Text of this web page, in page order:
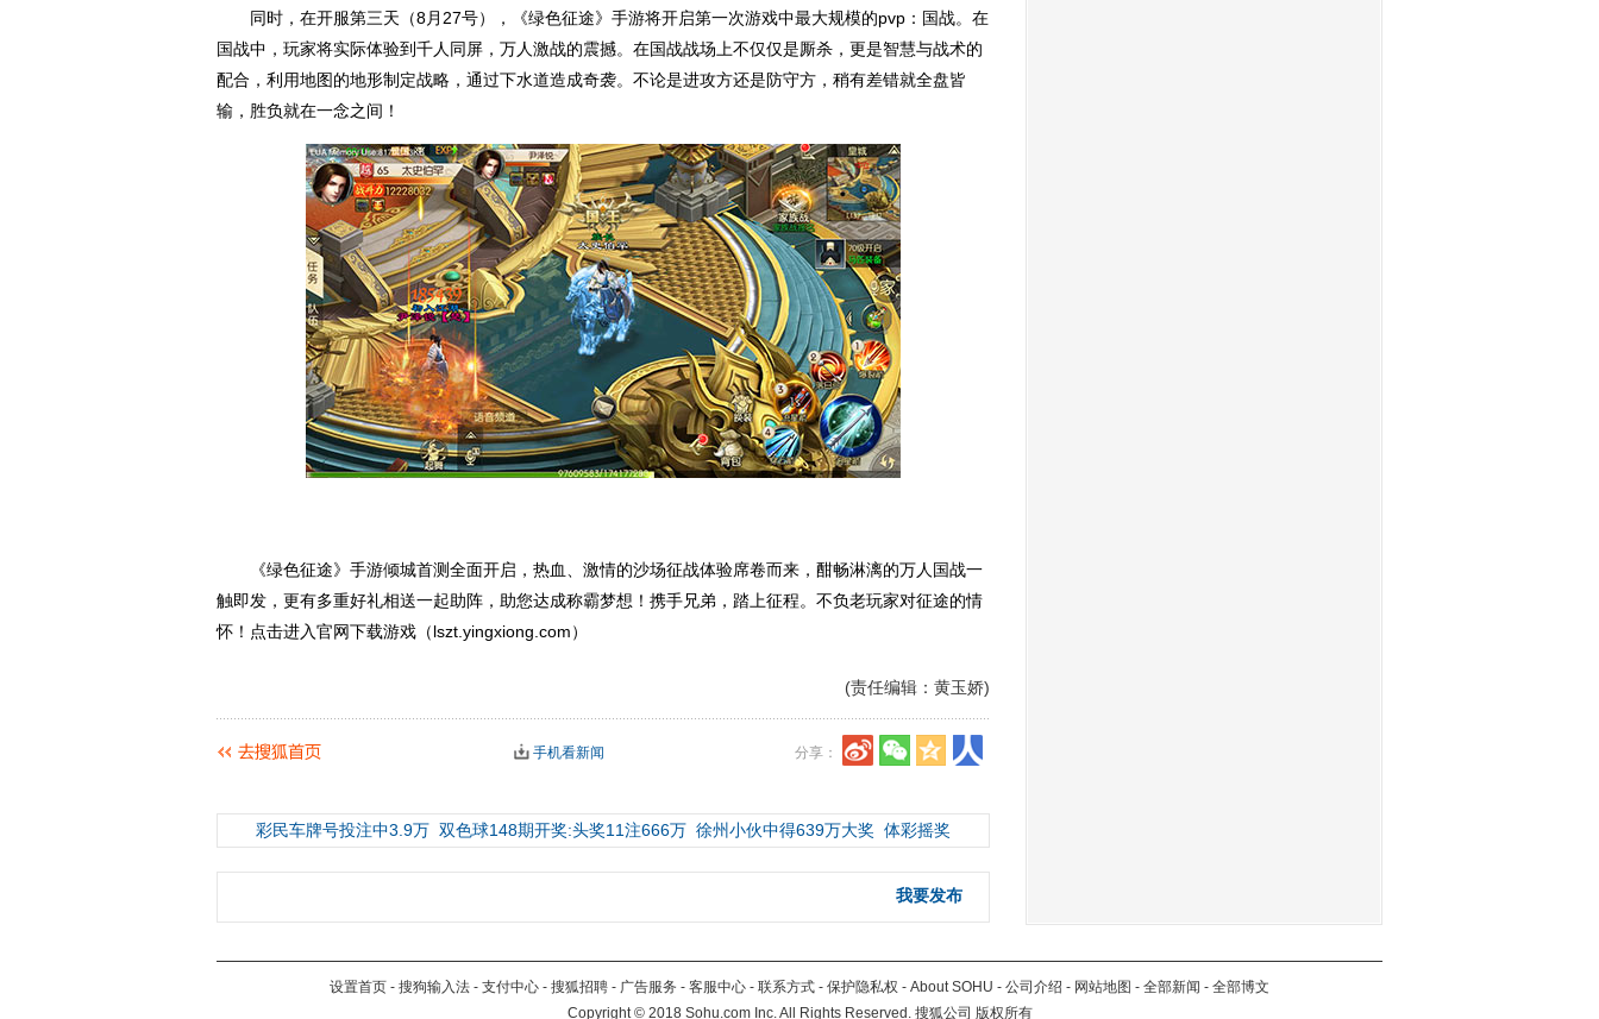
同时，在开服第三天（8月27号），《绿色征途》手游将开启第一次游戏中最大规模的pvp：国战。在
国战中，玩家将实际体验到千人同屏，万人激战的震撼。在国战战场上不仅仅是厮杀，更是智慧与战术的
配合，利用地图的地形制定战略，通过下水道造成奇袭。不论是进攻方还是防守方，稍有差错就全盘皆
输，胜负就在一念之间！
《绿色征途》手游倾城首测全面开启，热血、激情的沙场征战体验席卷而来，酣畅淋漓的万人国战一
触即发，更有多重好礼相送一起助阵，助您达成称霸梦想！携手兄弟，踏上征程。不负老玩家对征途的情
怀！点击进入官网下载游戏（lszt.yingxiong.com）
(责任编辑：黄玉娇)
分享：
手机看新闻
彩民车牌号投注中3.9万 双色球148期开奖:头奖11注666万 徐州小伙中得639万大奖 体彩摇奖
我要发布
设置首页 - 搜狗输入法 - 支付中心 - 搜狐招聘 - 广告服务 - 客服中心 - 联系方式 - 保护隐私权 - About SOHU - 公司介绍 - 网站地图 - 全部新闻 - 全部博文
Copyright©2018 Sohu.com Inc. All Rights Reserved. 搜狐公司 版权所有